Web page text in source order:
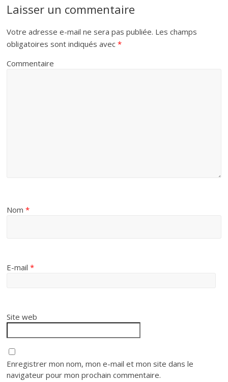
Laisser un commentaire
Votre adresse e-mail ne sera pas publiée. Les champs
obligatoires sont indiqués avec*
Commentaire
Nom*
E-mail*
Site web
Enregistrer mon nom, mon e-mail et mon site dans le
navigateur pour mon prochain commentaire.